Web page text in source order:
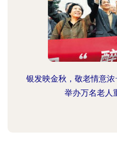
银发映金秋，敬老情意
举办万名老人